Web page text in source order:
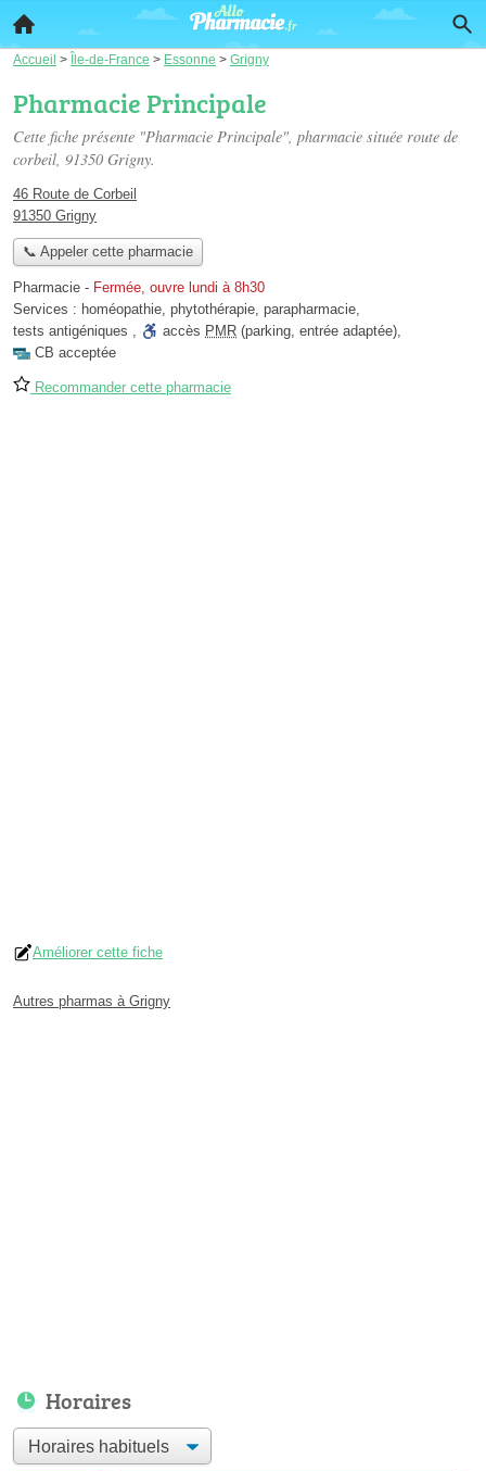
Accueil > Île-de-France > Essonne > Grigny
Pharmacie Principale
Cette fiche présente "Pharmacie Principale", pharmacie située route de
corbeil, 91350 Grigny.
46 Route de Corbeil
91350 Grigny
📞 Appeler cette pharmacie
Pharmacie - Fermée, ouvre lundi à 8h30
Services : homéopathie, phytothérapie, parapharmacie,
tests antigéniques , accès PMR (parking, entrée adaptée),
CB acceptée
Recommander cette pharmacie
Améliorer cette fiche
Autres pharmas à Grigny
Horaires